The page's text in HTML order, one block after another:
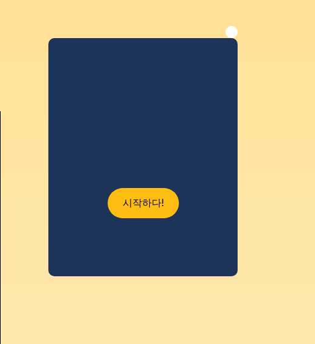
시작하다!